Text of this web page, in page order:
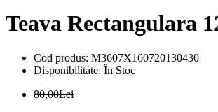
Teava Rectangulara
Cod produs: M3607X160720130430
Disponibilitate: În Stoc
80,00Lei